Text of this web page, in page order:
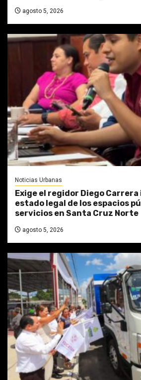
agosto 5, 2026
Noticias Urbanas
Exige el regidor Diego
estado legal de los espacios
servicios en Santa Cruz Norte
agosto 5, 2026